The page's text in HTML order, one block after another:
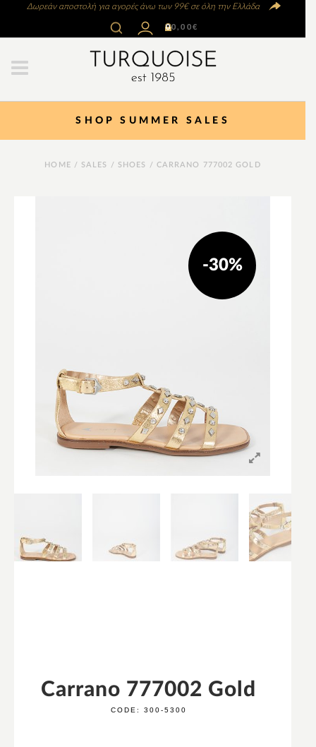
Δωρεάν αποστολή για αγορές άνω των 99€ σε όλη την Ελλάδα
00,00€
SHOP SUMMER SALES
HOME / SALES / SHOES / CARRANO 777002 GOLD
-30%
Carrano 777002 Gold
CODE: 300-5300